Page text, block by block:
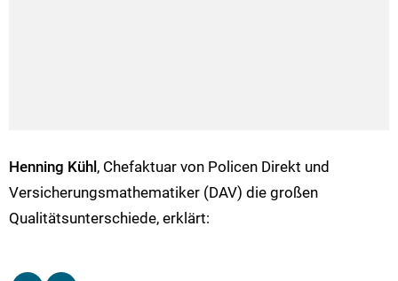
Henning Kühl, Chefaktuar von Policen Direkt und
Versicherungsmathematiker (DAV) die großen
Qualitätsunterschiede, erklärt: